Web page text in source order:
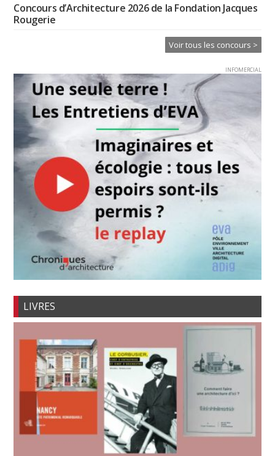
Concours d’Architecture 2026 de la Fondation Jacques
Rougerie
Voir tous les concours >
INFOMERCIAL
LIVRES